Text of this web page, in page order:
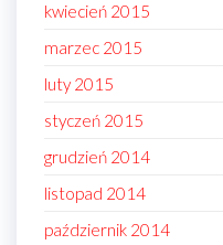
kwiecień 2015
marzec 2015
luty 2015
styczeń 2015
grudzień 2014
listopad 2014
październik 2014